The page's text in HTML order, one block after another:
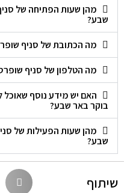
מהן שעות הפתיחה של
שבע?
מה הכתובת של סניף
מה הטלפון של סניף
האם יש מידע נוסף
בוקר באר שבע?
מהן שעות הפעילות של
שבע?
שיתוף